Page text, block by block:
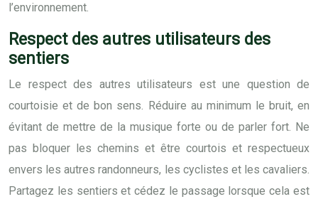
l’environnement.
Respect des autres utilisateurs des
sentiers
Le respect des autres utilisateurs est une question de
courtoisie et de bon sens. Réduire au minimum le bruit, en
évitant de mettre de la musique forte ou de parler fort. Ne
pas bloquer les chemins et être courtois et respectueux
envers les autres randonneurs, les cyclistes et les cavaliers.
Partagez les sentiers et cédez le passage lorsque cela est